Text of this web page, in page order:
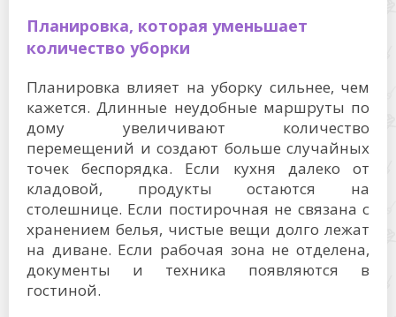
Планировка, которая уменьшает
количество уборки
Планировка влияет на уборку сильнее, чем
кажется. Длинные неудобные маршруты по
дому увеличивают количество
перемещений и создают больше случайных
точек беспорядка. Если кухня далеко от
кладовой, продукты остаются на
столешнице. Если постирочная не связана с
хранением белья, чистые вещи долго лежат
на диване. Если рабочая зона не отделена,
документы и техника появляются в
гостиной.